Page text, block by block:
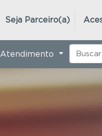
Seja Parceiro(a)
Atendimento